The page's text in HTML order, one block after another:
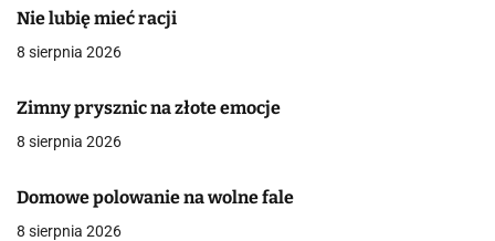
a
w
Nie lubię mieć racji
8 sierpnia 2026
Zimny prysznic na złote emocje
8 sierpnia 2026
Domowe polowanie na wolne fale
8 sierpnia 2026